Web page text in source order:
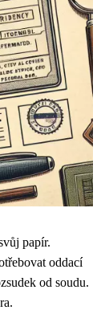
papír.
oddací
od soudu.